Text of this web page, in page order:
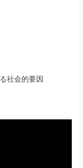
社会的要因